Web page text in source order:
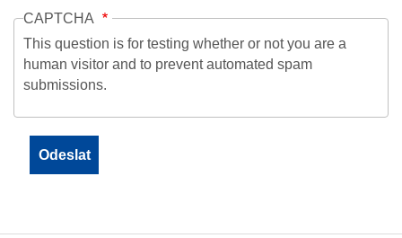
CAPTCHA
This question is for testing whether or not you are a
human visitor and to prevent automated spam
submissions.